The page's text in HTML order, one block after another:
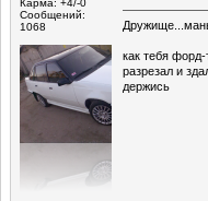
Карма: +4/-0
Сообщений:
1068
как тебя
разрезал и
держись